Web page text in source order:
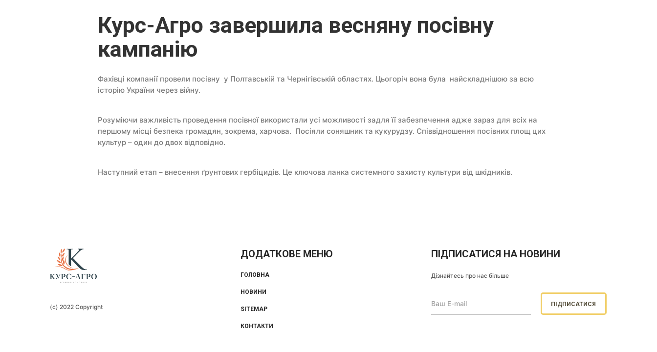
Курс-Агро завершила весняну посівну
кампанію
Фахівці компанії провели посівну у Полтавській та Чернігівській областях. Цьогоріч вона була найскладнішою за всю
історію України через війну.
Розуміючи важливість проведення посівної використали усі можливості задля її забезпечення адже зараз для всіх на
першому місці безпека громадян, зокрема, харчова. Посіяли соняшник та кукурудзу. Співвідношення посівних площ цих
культур – один до двох відповідно.
Наступний етап – внесення ґрунтових гербіцидів. Це ключова ланка системного захисту культури від шкідників.
(c) 2022 Copyright
ДОДАТКОВЕ МЕНЮ
ГОЛОВНА
НОВИНИ
SITEMAP
КОНТАКТИ
ПІДПИСАТИСЯ НА НОВИНИ
Дізнайтесь про нас більше
ПІДПИСАТИСЯ